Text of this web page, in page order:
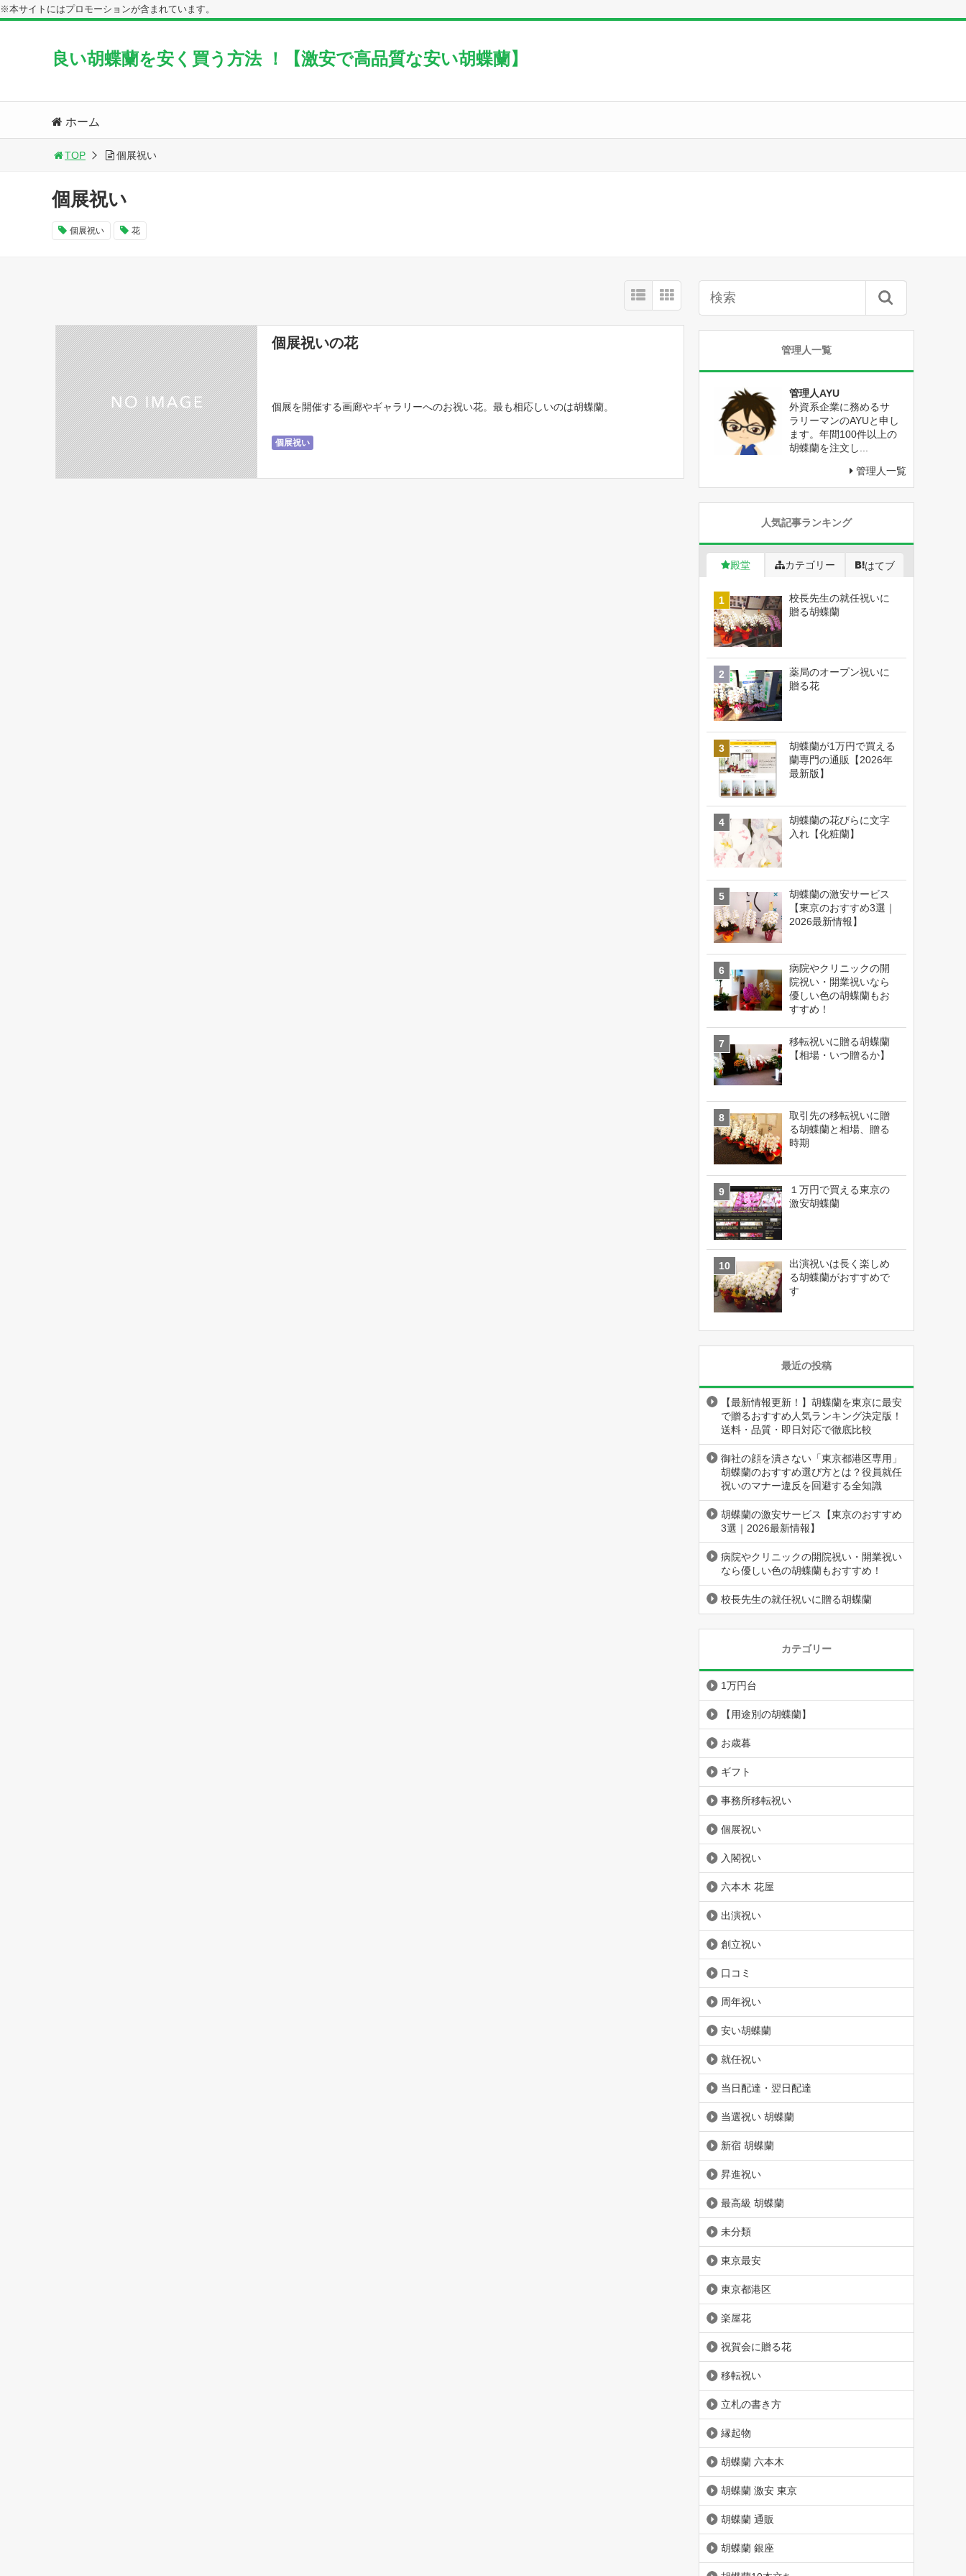
※本サイトにはプロモーションが含まれています。
良い胡蝶蘭を安く買う方法 ！【激安で高品質な安い胡蝶蘭】
ホーム
TOP 個展祝い
個展祝い
個展祝い 花
個展祝いの花
個展を開催する画廊やギャラリーへのお祝い花。最も相応しいのは胡蝶蘭。
個展祝い
管理人一覧
管理人AYU
外資系企業に務めるサ
ラリーマンのAYUと申し
ます。年間100件以上の
胡蝶蘭を注文し...
管理人一覧
人気記事ランキング
殿堂 カテゴリー はてブ
校長先生の就任祝いに
贈る胡蝶蘭
薬局のオープン祝いに
贈る花
胡蝶蘭が1万円で買える
蘭専門の通販【2026年
最新版】
胡蝶蘭の花びらに文字
入れ【化粧蘭】
胡蝶蘭の激安サービス
【東京のおすすめ3選｜
2026最新情報】
病院やクリニックの開
院祝い・開業祝いなら
優しい色の胡蝶蘭もお
すすめ！
移転祝いに贈る胡蝶蘭
【相場・いつ贈るか】
取引先の移転祝いに贈
る胡蝶蘭と相場、贈る
時期
１万円で買える東京の
激安胡蝶蘭
出演祝いは長く楽しめ
る胡蝶蘭がおすすめで
す
最近の投稿
【最新情報更新！】胡蝶蘭を東京に最安
で贈るおすすめ人気ランキング決定版！
送料・品質・即日対応で徹底比較
御社の顔を潰さない「東京都港区専用」
胡蝶蘭のおすすめ選び方とは？役員就任
祝いのマナー違反を回避する全知識
胡蝶蘭の激安サービス【東京のおすすめ
3選｜2026最新情報】
病院やクリニックの開院祝い・開業祝い
なら優しい色の胡蝶蘭もおすすめ！
校長先生の就任祝いに贈る胡蝶蘭
カテゴリー
1万円台
【用途別の胡蝶蘭】
お歳暮
ギフト
事務所移転祝い
個展祝い
入閣祝い
六本木 花屋
出演祝い
創立祝い
口コミ
周年祝い
安い胡蝶蘭
就任祝い
当日配達・翌日配達
当選祝い 胡蝶蘭
新宿 胡蝶蘭
昇進祝い
最高級 胡蝶蘭
未分類
東京最安
東京都港区
楽屋花
祝賀会に贈る花
移転祝い
立札の書き方
縁起物
胡蝶蘭 六本木
胡蝶蘭 激安 東京
胡蝶蘭 通販
胡蝶蘭 銀座